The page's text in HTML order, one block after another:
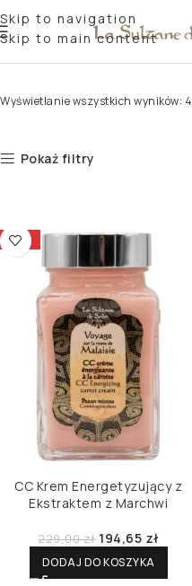
Skip to navigation
Skip to main content
Wyświetlanie wszystkich wyników: 4
Pokaż filtry
-15%
CC Krem Energetyzujący z
Ekstraktem z Marchwi
229,00zł 194,65 zł
DODAJ DO KOSZYKA